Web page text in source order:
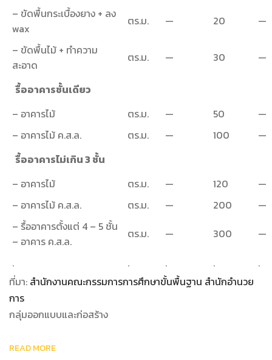
– ขัดพื้นกระเบื้องยาง + ลง
wax
ตร.ม. — 20
—
– ขัดพื้นไม้ + ทำความ
สะอาด
ตร.ม. — 30 —
รื้ออาคารชั้นเดียว
– อาคารไม้
ตร.ม. — 50
—
– อาคารไม้ ค.ส.ล.
ตร.ม. — 100
—
รื้ออาคารไม่เกิน 3 ชั้น
– อาคารไม้
ตร.ม. — 120
—
– อาคารไม้ ค.ส.ล.
ตร.ม. — 200
—
– รื้ออาคารตั้งแต่ 4 – 5 ชั้น
– อาคาร ค.ส.ล.
ตร.ม. — 300
—
.
. . .
.
ที่มา: สำนักงานคณะกรรมการการศึกษาขั้นพื้นฐาน สำนักอำนวย
การ
กลุ่มออกแบบและก่อสร้าง
READ MORE